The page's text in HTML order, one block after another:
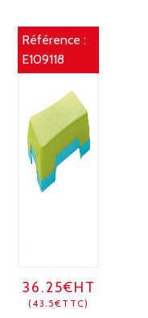
Référence :
E109118
36.25€HT
(43.5€TTC)